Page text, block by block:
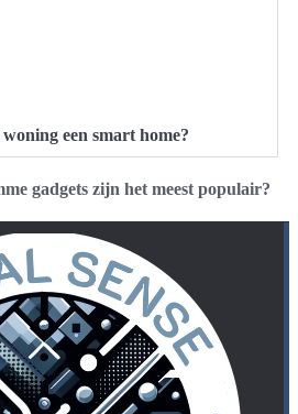
een smart home?
gadgets zijn het meest populair?